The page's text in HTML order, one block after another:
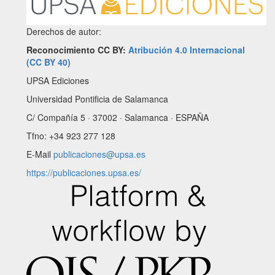
Derechos de autor:
Reconocimiento CC BY: Atribución 4.0 Internacional
(CC BY 40)
UPSA Ediciones
Universidad Pontificia de Salamanca
C/ Compañía 5 · 37002 · Salamanca · ESPAÑA
Tfno: +34 923 277 128
E-Mail publicaciones@upsa.es
https://publicaciones.upsa.es/